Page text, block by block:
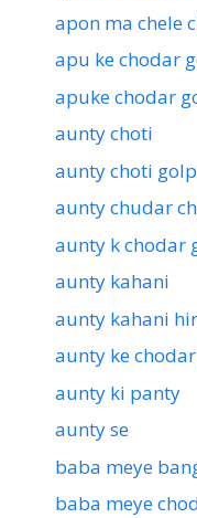
apon ma chele
apu ke chodar
apuke chodar
aunty choti
aunty choti
aunty chudar
aunty k chodar
aunty kahani
aunty kahani
aunty ke
aunty ki panty
aunty se
baba meye
baba meye